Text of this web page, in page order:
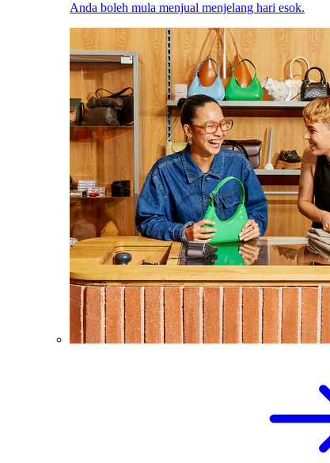
Anda boleh mula menjual menjelang hari esok.